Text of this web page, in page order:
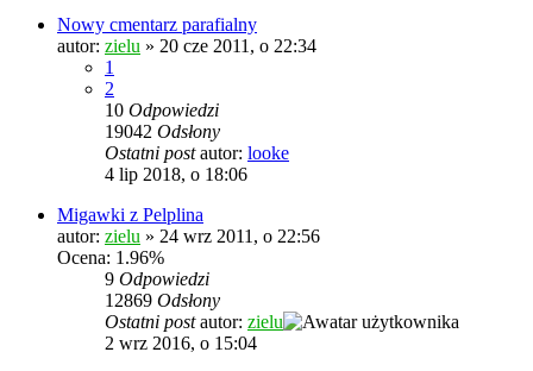
Nowy cmentarz parafialny
autor: zielu » 20 cze 2011, o 22:34
1
2
10 Odpowiedzi
19042 Odsłony
Ostatni postautor: looke
4 lip 2018, o 18:06
Migawki z Pelplina
autor: zielu » 24 wrz 2011, o 22:56
Ocena: 1.96%
9 Odpowiedzi
12869 Odsłony
Ostatni postautor: zielu
2 wrz 2016, o 15:04